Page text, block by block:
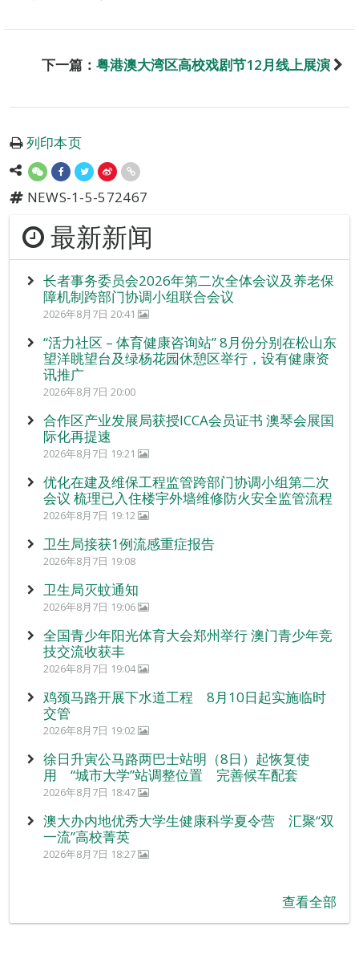
下一篇： 粤港澳大湾区高校戏剧节12月线上展演
列印本页
NEWS-1-5-572467
最新新闻
长者事务委员会2026年第二次全体会议及养老保
障机制跨部门协调小组联合会议
2026年8月7日 20:41
“活力社区 – 体育健康咨询站” 8月份分别在松山东
望洋眺望台及绿杨花园休憩区举行，设有健康资
讯推广
2026年8月7日 20:00
合作区产业发展局获授ICCA会员证书 澳琴会展国
际化再提速
2026年8月7日 19:21
优化在建及维保工程监管跨部门协调小组第二次
会议 梳理已入住楼宇外墙维修防火安全监管流程
2026年8月7日 19:12
卫生局接获1例流感重症报告
2026年8月7日 19:08
卫生局灭蚊通知
2026年8月7日 19:06
全国青少年阳光体育大会郑州举行 澳门青少年竞
技交流收获丰
2026年8月7日 19:04
鸡颈马路开展下水道工程 8月10日起实施临时
交管
2026年8月7日 19:02
徐日升寅公马路两巴士站明（8日）起恢复使
用 “城市大学”站调整位置 完善候车配套
2026年8月7日 18:47
澳大办内地优秀大学生健康科学夏令营 汇聚“双
一流”高校菁英
2026年8月7日 18:27
查看全部